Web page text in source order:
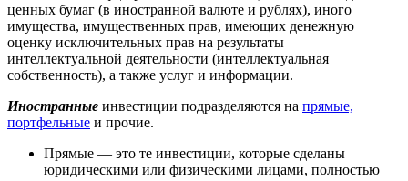
ценных бумаг (в иностранной валюте и рублях), иного
имущества, имущественных прав, имеющих денежную
оценку исключительных прав на результаты
интеллектуальной деятельности (интеллектуальная
собственность), а также услуг и информации.
Иностранные инвестиции подразделяются на прямые,
портфельные и прочие.
Прямые — это те инвестиции, которые сделаны
юридическими или физическими лицами, полностью